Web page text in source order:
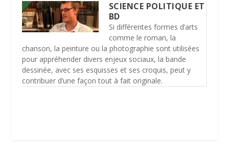
SCIENCE POLITIQUE ET
BD
Si différentes formes d’arts
comme le roman, la
chanson, la peinture ou la photographie sont utilisées
pour appréhender divers enjeux sociaux, la bande
dessinée, avec ses esquisses et ses croquis, peut y
contribuer d’une façon tout à fait originale.